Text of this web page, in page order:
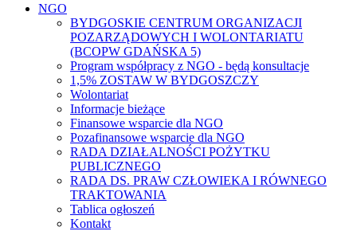
NGO
BYDGOSKIE CENTRUM ORGANIZACJI
POZARZĄDOWYCH I WOLONTARIATU
(BCOPW GDAŃSKA 5)
Program współpracy z NGO - będą konsultacje
1,5% ZOSTAW W BYDGOSZCZY
Wolontariat
Informacje bieżące
Finansowe wsparcie dla NGO
Pozafinansowe wsparcie dla NGO
RADA DZIAŁALNOŚCI POŻYTKU
PUBLICZNEGO
RADA DS. PRAW CZŁOWIEKA I RÓWNEGO
TRAKTOWANIA
Tablica ogłoszeń
Kontakt